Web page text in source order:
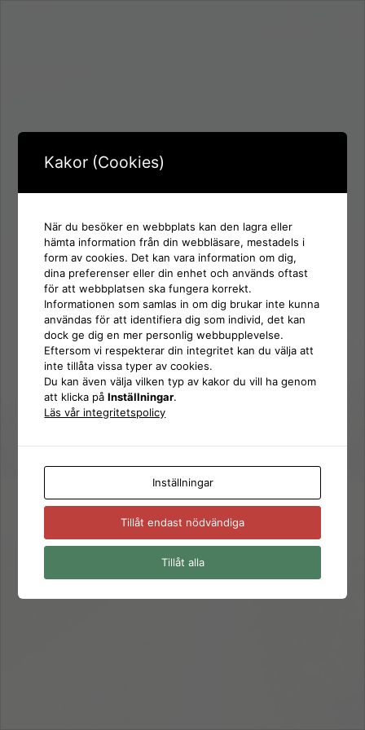
Logga
Inloggning för:
SD Nynäshamn
Användarnamn eller e-postadress
Lösenord
Glömt ditt lösenord?
← Gå till SD Nynäshamn
Kakor (Cookies)
När du besöker en webbplats kan den lagra eller
hämta information från din webbläsare, mestadels i
form av cookies. Det kan vara information om dig,
dina preferenser eller din enhet och används oftast
för att webbplatsen ska fungera korrekt.
Informationen som samlas in om dig brukar inte kunna
användas för att identifiera dig som individ, det kan
dock ge dig en mer personlig webbupplevelse.
Eftersom vi respekterar din integritet kan du välja att
inte tillåta vissa typer av cookies.
Du kan även välja vilken typ av kakor du vill ha genom
att klicka påInställningar.
Läs vår integritetspolicy
Inställningar
Tillåt endast nödvändiga
Tillåt alla